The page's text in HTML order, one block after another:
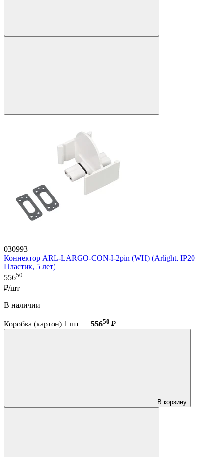
030993
Коннектор ARL-LARGO-CON-I-2pin (WH) (Arlight, IP20
Пластик, 5 лет)
55650
₽/шт
В наличии
Коробка (картон) 1 шт — 55650 ₽
В корзину